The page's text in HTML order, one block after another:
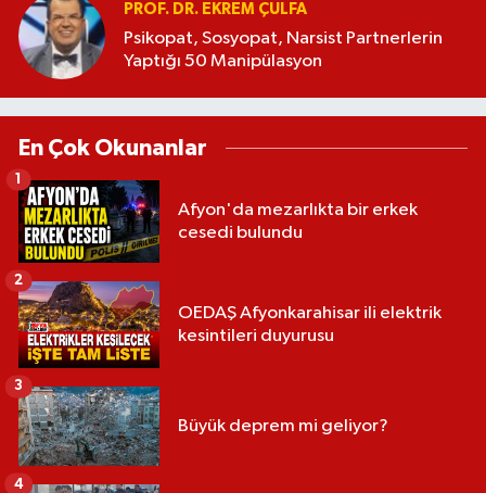
PROF. DR. EKREM ÇULFA
Psikopat, Sosyopat, Narsist Partnerlerin
Yaptığı 50 Manipülasyon
En Çok Okunanlar
Afyon'da mezarlıkta bir erkek
cesedi bulundu
1
OEDAŞ Afyonkarahisar ili elektrik
kesintileri duyurusu
2
Büyük deprem mi geliyor?
3
4